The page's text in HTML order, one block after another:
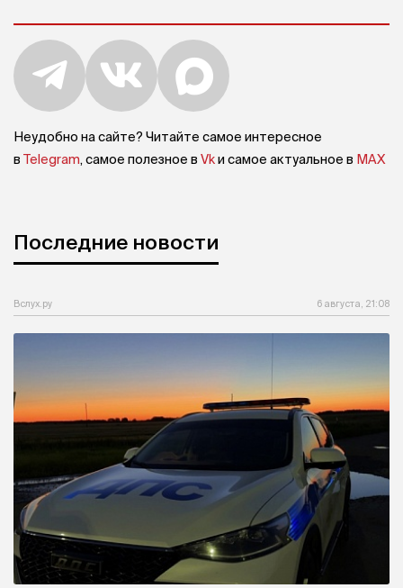
Неудобно на сайте? Читайте самое интересное
в Telegram, самое полезное в Vkи самое актуальное в MAX
Последние новости
Вслух.ру 6 августа, 21:08